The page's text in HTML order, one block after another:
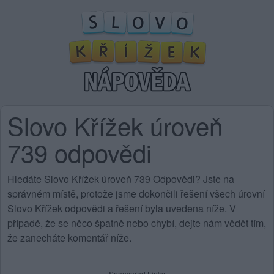
Slovo Křížek úroveň
739 odpovědi
Hledáte Slovo Křížek úroveň 739 Odpovědi? Jste na
správném místě, protože jsme dokončili řešení všech úrovní
Slovo Křížek odpovědi a řešení byla uvedena níže. V
případě, že se něco špatně nebo chybí, dejte nám vědět tím,
že zanecháte komentář níže.